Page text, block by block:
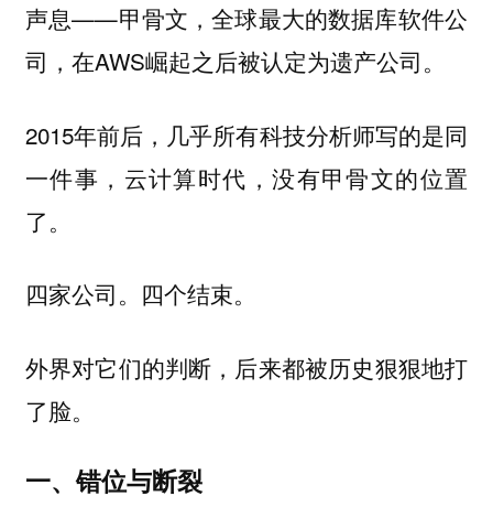
声息——甲骨文，全球最大的数据库软件公
司，在AWS崛起之后被认定为遗产公司。
2015年前后，几乎所有科技分析师写的是同
一件事，云计算时代，没有甲骨文的位置
了。
四家公司。四个结束。
外界对它们的判断，后来都被历史狠狠地打
了脸。
一、错位与断裂